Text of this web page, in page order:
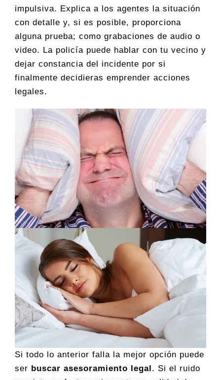
impulsiva. Explica a los agentes la situación
con detalle y, si es posible, proporciona
alguna prueba; como grabaciones de audio o
video. La policía puede hablar con tu vecino y
dejar constancia del incidente por si
finalmente decidieras emprender acciones
legales.
Si todo lo anterior falla la mejor opción puede
ser buscar asesoramiento legal. Si el ruido